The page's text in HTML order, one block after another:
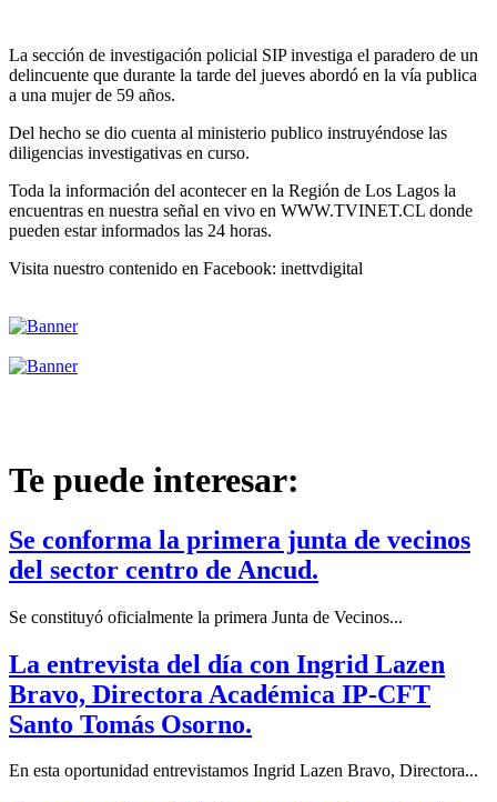
La sección de investigación policial SIP investiga el paradero de un
delincuente que durante la tarde del jueves abordó en la vía publica
a una mujer de 59 años.
Del hecho se dio cuenta al ministerio publico instruyéndose las
diligencias investigativas en curso.
Toda la información del acontecer en la Región de Los Lagos la
encuentras en nuestra señal en vivo en WWW.TVINET.CL donde
pueden estar informados las 24 horas.
Visita nuestro contenido en Facebook: inettvdigital
Te puede interesar:
Se conforma la primera junta de vecinos
del sector centro de Ancud.
Se constituyó oficialmente la primera Junta de Vecinos...
La entrevista del día con Ingrid Lazen
Bravo, Directora Académica IP-CFT
Santo Tomás Osorno.
En esta oportunidad entrevistamos Ingrid Lazen Bravo, Directora...